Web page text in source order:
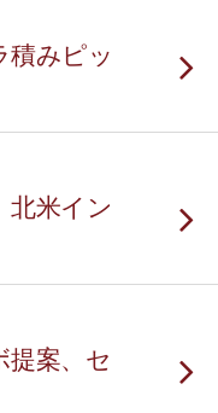
積みピッ
北米イン
提案、セ